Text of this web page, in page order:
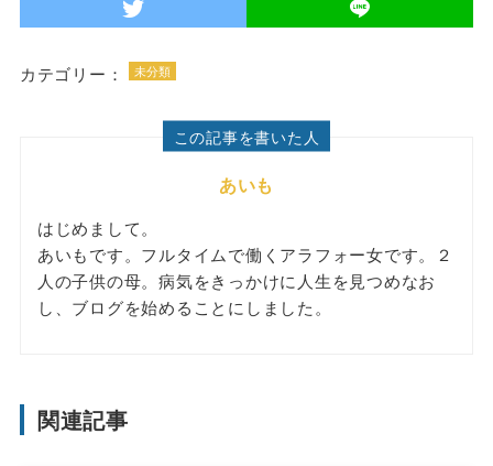
カテゴリー： 未分類
この記事を書いた人
あいも
はじめまして。
あいもです。フルタイムで働くアラフォー女です。２
人の子供の母。病気をきっかけに人生を見つめなお
し、ブログを始めることにしました。
関連記事